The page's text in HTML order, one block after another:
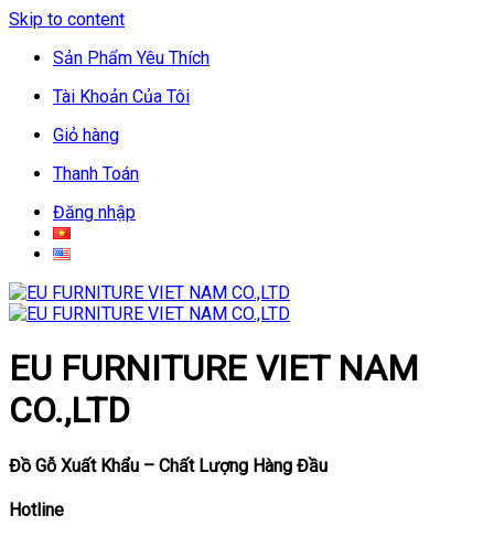
Skip to content
Sản Phẩm Yêu Thích
Tài Khoản Của Tôi
Giỏ hàng
Thanh Toán
Đăng nhập
EU FURNITURE VIET NAM
CO.,LTD
Đồ Gỗ Xuất Khẩu – Chất Lượng Hàng Đầu
Hotline